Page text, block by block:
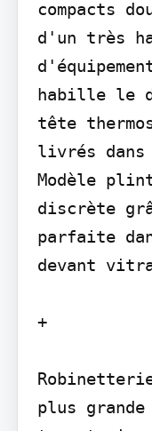
compacts
d'un très
habille le
tête
livrés dans
Modèle
discrète
parfaite
devant
+
plus